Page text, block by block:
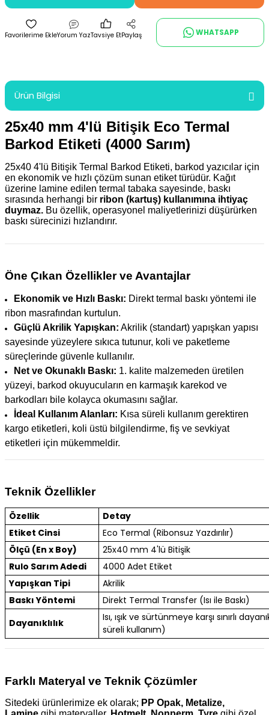
Yorum YazTavsiye EtPaylaş WHATSAPP
Ürün Bilgisi
25x40 mm 4'lü Bitişik Eco Termal
Barkod Etiketi (4000 Sarım)
25x40 4'lü Bitişik Termal Barkod Etiketi, barkod yazıcılar için
en ekonomik ve hızlı çözüm sunan etiket türüdür. Kağıt
üzerine lamine edilen termal tabaka sayesinde, baskı
sırasında herhangi bir ribon (kartuş) kullanımına ihtiyaç
duymaz. Bu özellik, operasyonel maliyetlerinizi düşürürken
baskı sürecinizi hızlandırır.
Öne Çıkan Özellikler ve Avantajlar
Ekonomik ve Hızlı Baskı: Direkt termal baskı yöntemi ile
ribon masrafından kurtulun.
Güçlü Akrilik Yapışkan: Akrilik (standart) yapışkan yapısı
sayesinde yüzeylere sıkıca tutunur, koli ve paketleme
süreçlerinde güvenle kullanılır.
Net ve Okunaklı Baskı: 1. kalite malzemeden üretilen
yüzeyi, barkod okuyucuların en karmaşık karekod ve
barkodları bile kolayca okumasını sağlar.
İdeal Kullanım Alanları: Kısa süreli kullanım gerektiren
kargo etiketleri, koli üstü bilgilendirme, fiş ve sevkiyat
etiketleri için mükemmeldir.
Teknik Özellikler
Özellik
Detay
Etiket Cinsi
Eco Termal (Ribonsuz Yazdırılır)
Ölçü (En x Boy)
25x40 mm 4'lü Bitişik
Rulo Sarım Adedi
4000 Adet Etiket
Yapışkan Tipi
Akrilik
Baskı Yöntemi
Direkt Termal Transfer (Isı ile Baskı)
Dayanıklılık
Isı, ışık ve sürtünmeye karşı sınırlı
süreli kullanım)
Farklı Materyal ve Teknik Çözümler
Sitedeki ürünlerimize ek olarak; PP Opak, Metalize,